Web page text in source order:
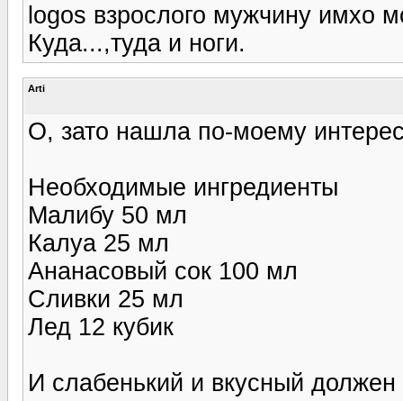
logos взрослого мужчину имхо
Куда...,туда и ноги.
Arti
О, зато нашла по-моему
Необходимые ингредиенты
Малибу 50 мл
Калуа 25 мл
Ананасовый сок 100 мл
Сливки 25 мл
Лед 12 кубик
И слабенький и вкусный должен